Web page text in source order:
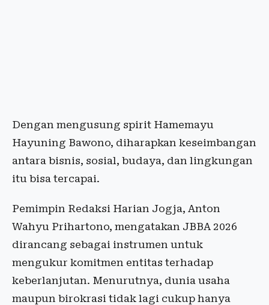
Dengan mengusung spirit Hamemayu
Hayuning Bawono, diharapkan keseimbangan
antara bisnis, sosial, budaya, dan lingkungan
itu bisa tercapai.
Pemimpin Redaksi Harian Jogja, Anton
Wahyu Prihartono, mengatakan JBBA 2026
dirancang sebagai instrumen untuk
mengukur komitmen entitas terhadap
keberlanjutan. Menurutnya, dunia usaha
maupun birokrasi tidak lagi cukup hanya